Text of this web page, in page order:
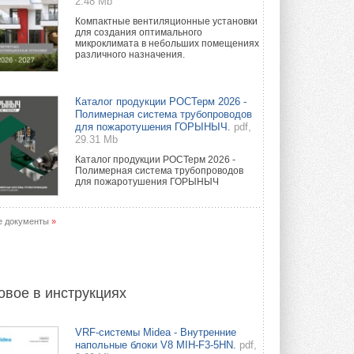
Компактные вентиляционные установки
для создания оптимального
микроклимата в небольших помещениях
различного назначения.
Каталог продукции РОСТерм 2026 -
Полимерная система трубопроводов
для пожаротушения ГОРЫНЫЧ.
pdf,
29.31 Mb
Каталог продукции РОСТерм 2026 -
Полимерная система трубопроводов
для пожаротушения ГОРЫНЫЧ
документы »
в инструкциях
VRF-системы Midea - Внутренние
напольные блоки V8 MIH-F3-5HN. pdf,